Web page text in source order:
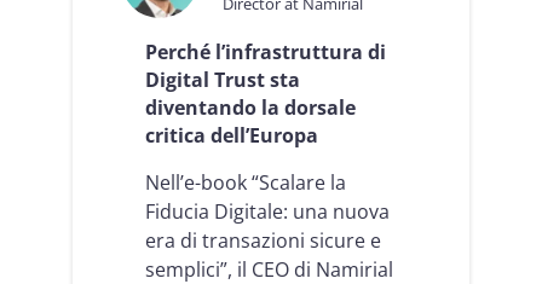
PKI
Perché l’infrastruttura di
Digital Trust sta
diventando la dorsale
critica dell’Europa
Nell’e-book “Scalare la
Fiducia Digitale: una nuova
era di transazioni sicure e
semplici”, il CEO di Namirial